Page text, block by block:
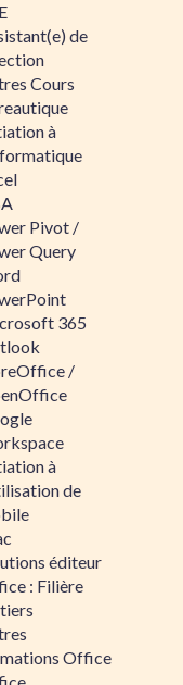
de
Cours
à
Pivot /
Query
365
/
à
de
éditeur
: Filière
Office